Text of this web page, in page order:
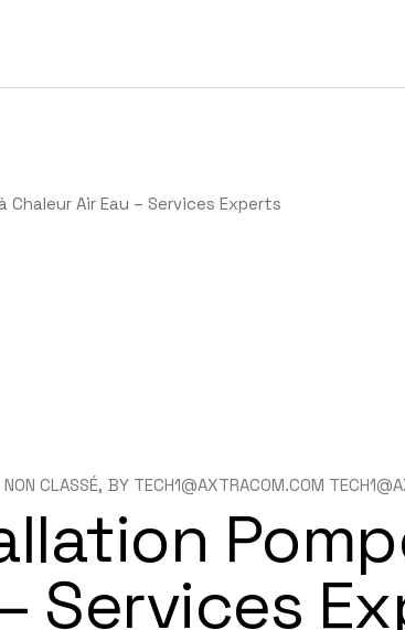
Air Eau – Services Experts
NON CLASSÉ BY TECH1@AXTRACOM.COM
Services